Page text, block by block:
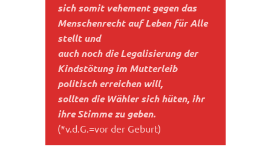
sich somit vehement gegen das
Menschenrecht auf Leben für Alle
stellt und
auch noch die Legalisierung der
Kindstötung im Mutterleib
politisch erreichen will,
sollten die Wähler sich hüten, ihr
ihre Stimme zu geben.
(*v.d.G.=vor der Geburt)